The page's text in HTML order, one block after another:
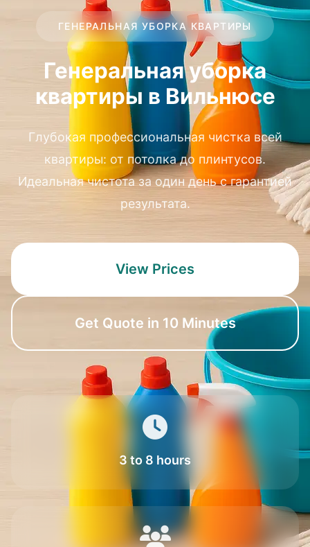
ГЕНЕРАЛЬНАЯ УБОРКА КВАРТИРЫ
Генеральная уборка
квартиры в Вильнюсе
Глубокая профессиональная чистка всей
квартиры: от потолка до плинтусов.
Идеальная чистота за один день с гарантией
результата.
View Prices
Get Quote in 10 Minutes
3 to 8 hours